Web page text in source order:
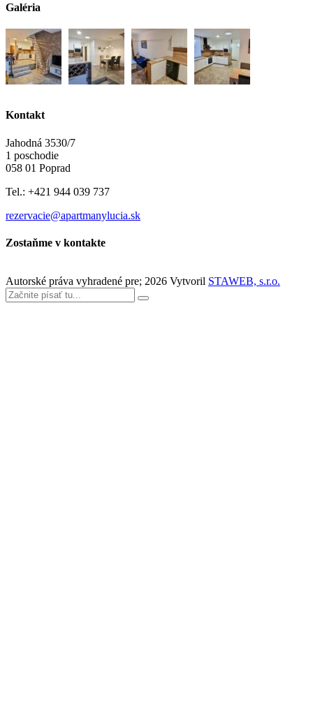
Galéria
Kontakt
Jahodná 3530/7
1 poschodie
058 01 Poprad
Tel.: +421 944 039 737
rezervacie@apartmanylucia.sk
Zostaňme v kontakte
Autorské práva vyhradené pre; 2026 Vytvoril STAWEB, s.r.o.